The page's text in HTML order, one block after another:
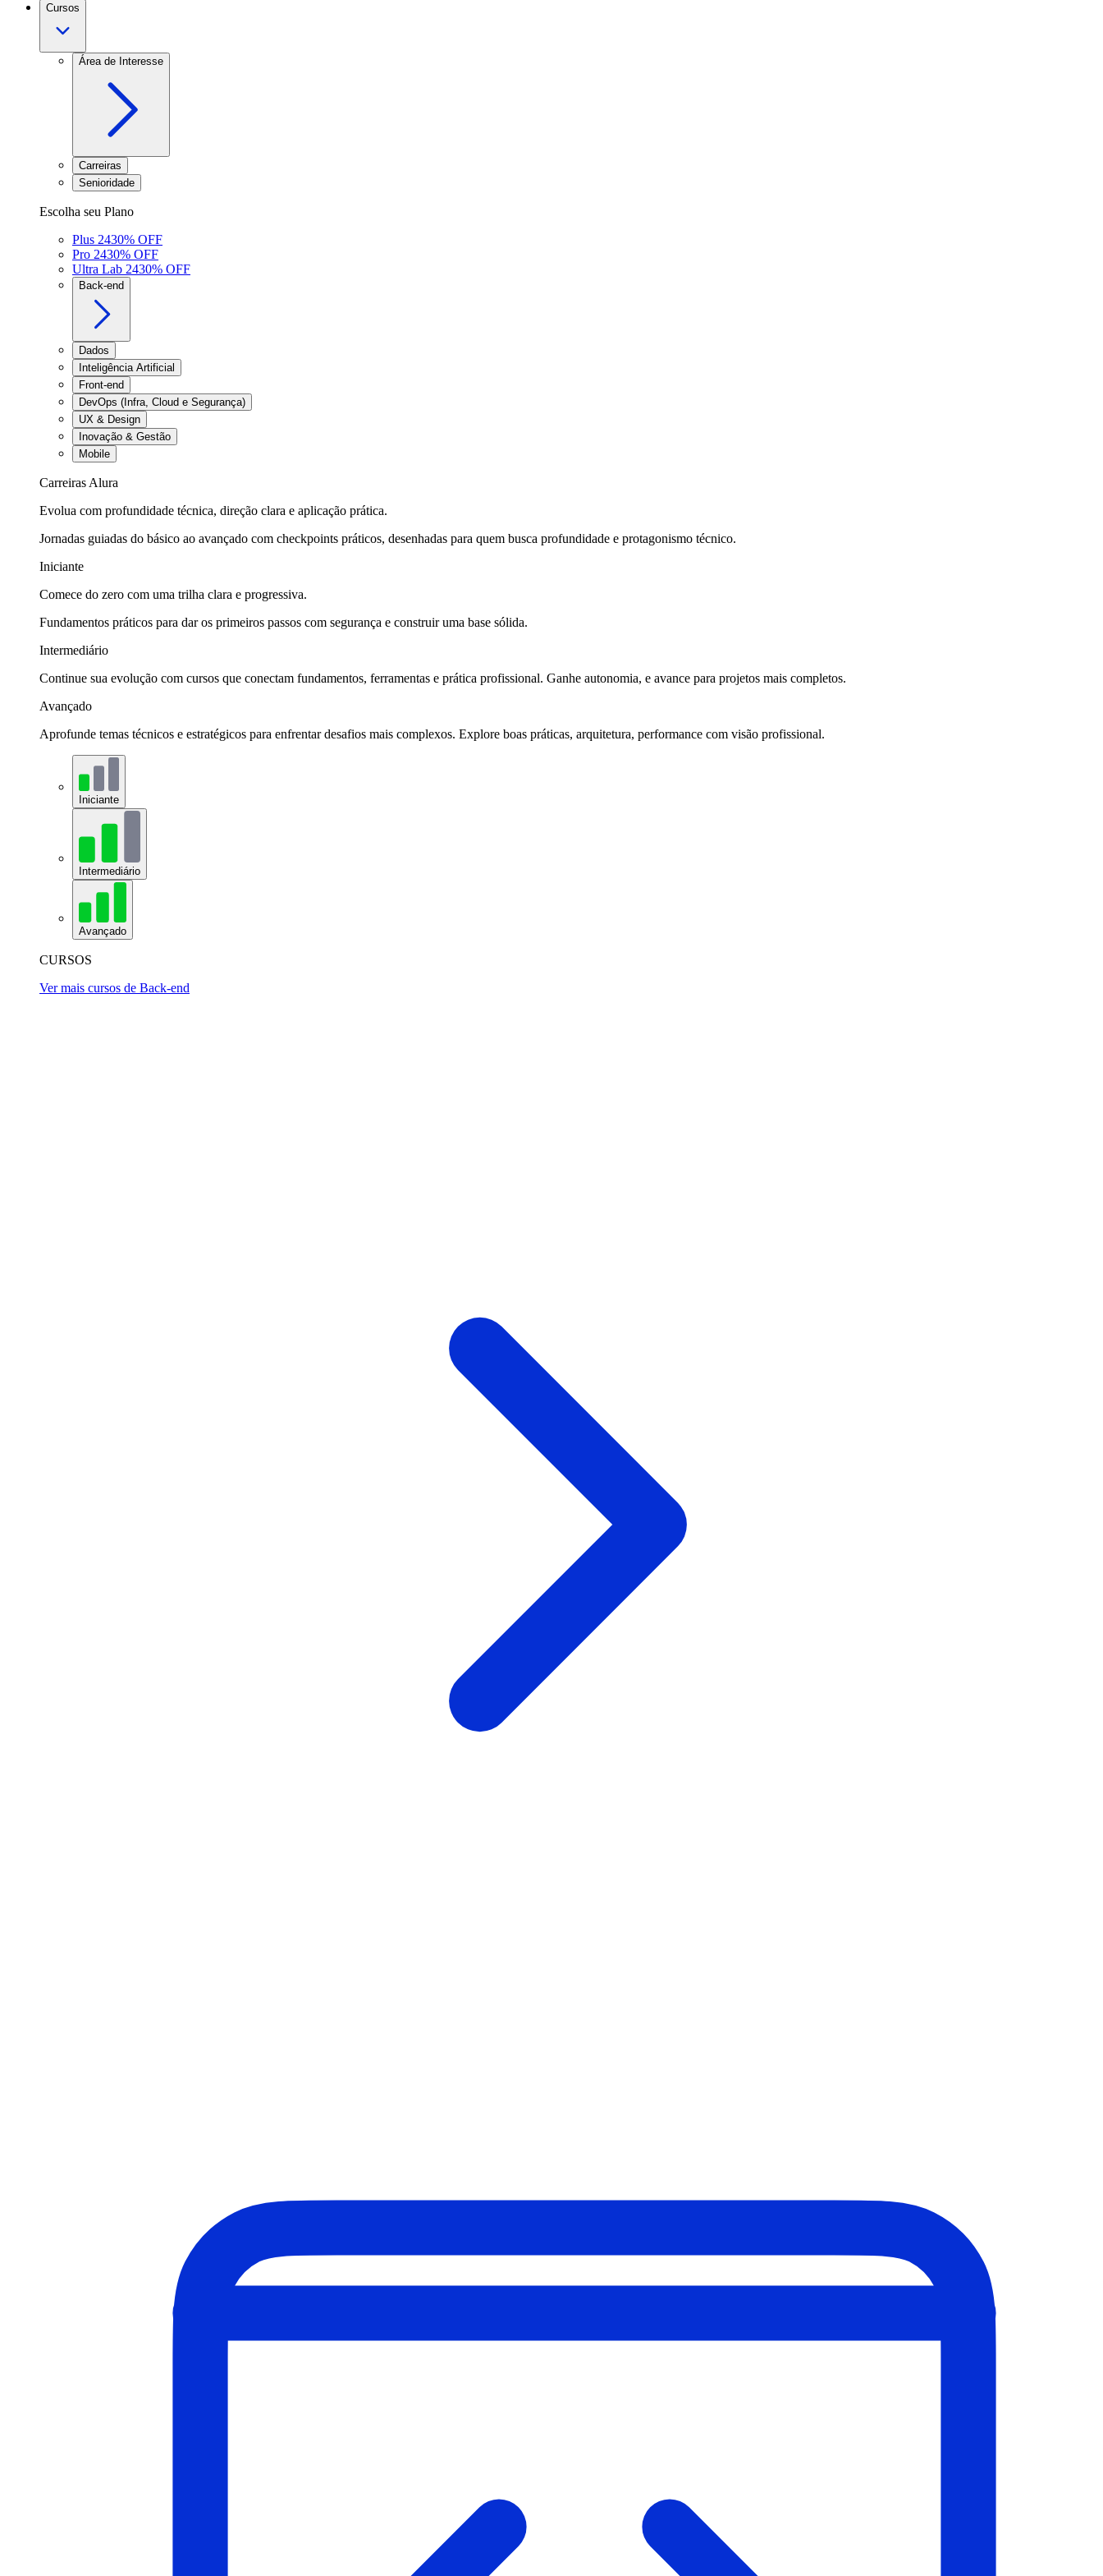
Cursos
Área de Interesse
Carreiras
Senioridade
Escolha seu Plano
Plus 2430% OFF
Pro 2430% OFF
Ultra Lab 2430% OFF
Back-end
Dados
Inteligência Artificial
Front-end
DevOps (Infra, Cloud e Segurança)
UX & Design
Inovação & Gestão
Mobile
Carreiras Alura
Evolua com profundidade técnica, direção clara e aplicação prática.
Jornadas guiadas do básico ao avançado com checkpoints práticos, desenhadas para quem busca profundidade e protagonismo técnico.
Iniciante
Comece do zero com uma trilha clara e progressiva.
Fundamentos práticos para dar os primeiros passos com segurança e construir uma base sólida.
Intermediário
Continue sua evolução com cursos que conectam fundamentos, ferramentas e prática profissional. Ganhe autonomia, e avance para projetos mais completos.
Avançado
Aprofunde temas técnicos e estratégicos para enfrentar desafios mais complexos. Explore boas práticas, arquitetura, performance com visão profissional.
Iniciante
Intermediário
Avançado
CURSOS
Ver mais cursos de Back-end